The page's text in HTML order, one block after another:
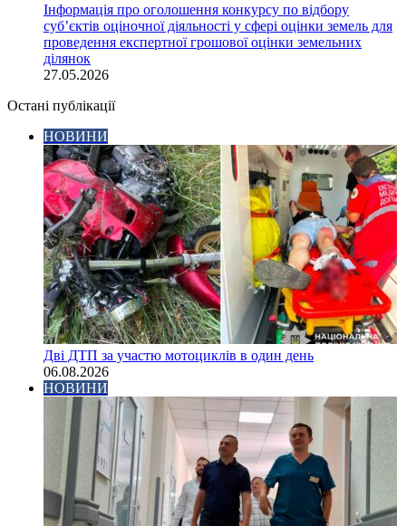
Інформація про оголошення конкурсу по відбору
суб’єктів оціночної діяльності у сфері оцінки земель для
проведення експертної грошової оцінки земельних
ділянок
27.05.2026
Остані публікації
НОВИНИ
Дві ДТП за участю мотоциклів в один день
06.08.2026
НОВИНИ